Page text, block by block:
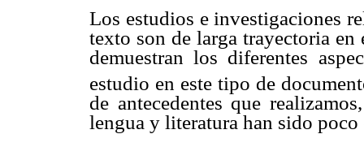
Los estudios e investigaciones
texto son de larga trayectoria
demuestran los diferentes
estudio en este tipo de
de antecedentes que
lengua y literatura han sido